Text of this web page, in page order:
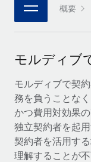
統合
基本的なビジ
専門家に相談
グローバル人事
バックグラウン
候補者の選考プ
戦略的テク
グローバルな
当社とのパー
Remote
統合とAI自動
活用事例
ウェビナー
イベント
ニュースルーム
給与・人材情報
情報センター
サポートを依頼す
すべてのリソース
한국어 概要
モルディブ
モルディブで契
務を負うことな
かつ費用対効果
独立契約者を起
契約者を活用す
理解することが不